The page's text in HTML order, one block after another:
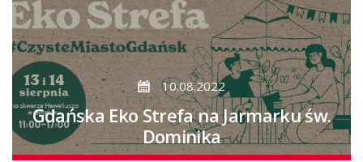
10.08.2022
Gdańska Eko Strefa na Jarmarku św.
Dominika